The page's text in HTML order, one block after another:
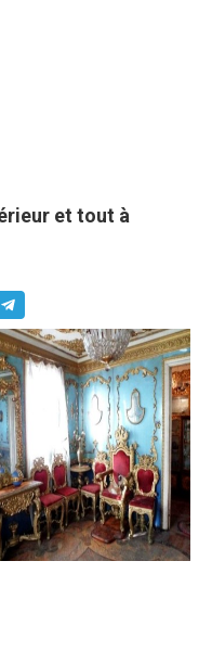
et tout à